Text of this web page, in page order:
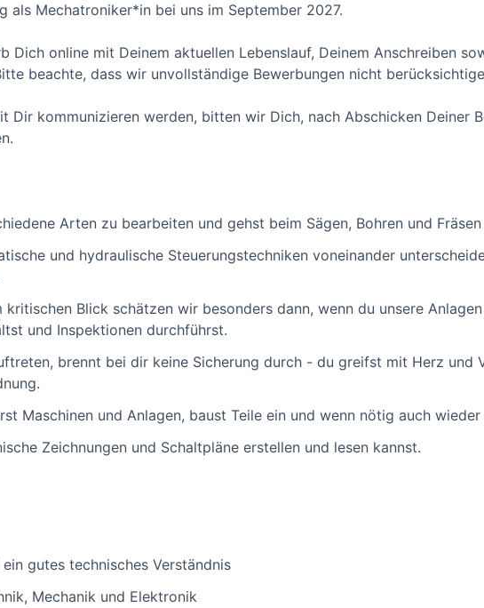
als Mechatroniker*in bei uns im September 2027.
Dich online mit Deinem aktuellen Lebenslauf, Deinem Anschreiben
beachte, dass wir unvollständige Bewerbungen nicht
Dir kommunizieren werden, bitten wir Dich, nach Abschicken Deiner
Arten zu bearbeiten und gehst beim Sägen, Bohren und Fräsen
und hydraulische Steuerungstechniken voneinander
kritischen Blick schätzen wir besonders dann, wenn du unsere
und Inspektionen durchführst.
brennt bei dir keine Sicherung durch - du greifst mit Herz und
Maschinen und Anlagen, baust Teile ein und wenn nötig auch wieder
Zeichnungen und Schaltpläne erstellen und lesen kannst.
gutes technisches Verständnis
Mechanik und Elektronik